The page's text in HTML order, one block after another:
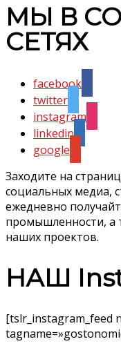
МЫ В
СЕТЯХ
facebook
twitter
instagram
linkedin
google
Заходите на
социальных медиа,
ежедневно
промышленности, а
наших проектов.
НАШ
[tslr_instagram_feed